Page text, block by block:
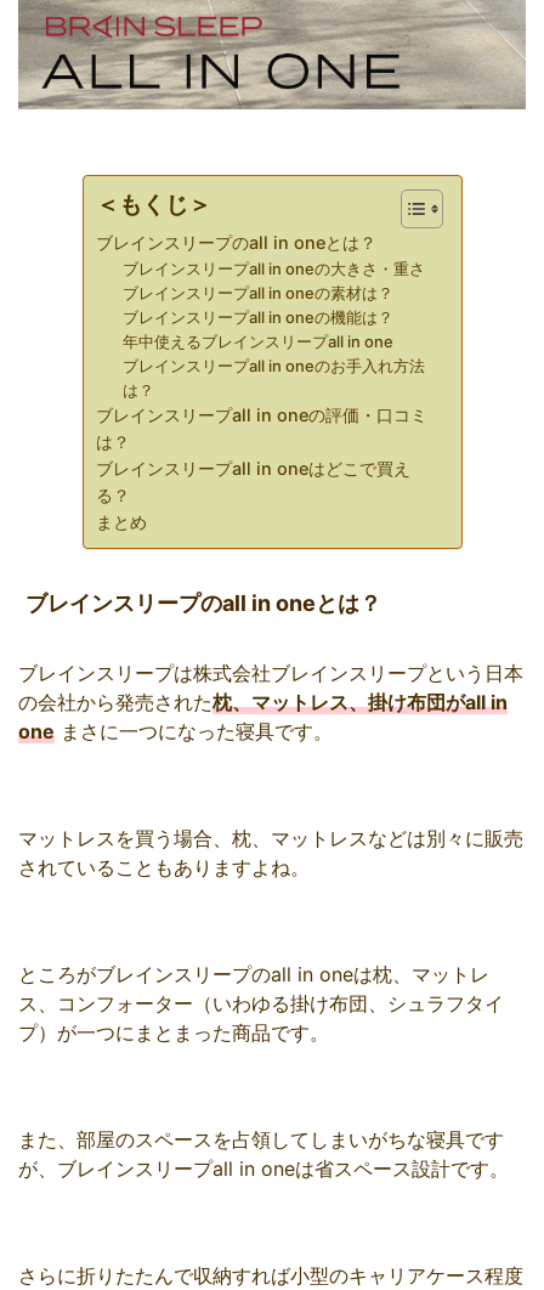
＜もくじ＞
ブレインスリープのall in oneとは？
ブレインスリープall in oneの大きさ・重さ
ブレインスリープall in oneの素材は？
ブレインスリープall in oneの機能は？
年中使えるブレインスリープall in one
ブレインスリープall in oneのお手入れ方法
は？
ブレインスリープall in oneの評価・口コミ
は？
ブレインスリープall in oneはどこで買え
る？
まとめ
ブレインスリープのall in oneとは？
ブレインスリープは株式会社ブレインスリープという日本
の会社から発売された枕、マットレス、掛け布団がall in
one まさに一つになった寝具です。
マットレスを買う場合、枕、マットレスなどは別々に販売
されていることもありますよね。
ところがブレインスリープのall in oneは枕、マットレ
ス、コンフォーター（いわゆる掛け布団、シュラフタイ
プ）が一つにまとまった商品です。
また、部屋のスペースを占領してしまいがちな寝具です
が、ブレインスリープall in oneは省スペース設計です。
さらに折りたたんで収納すれば小型のキャリアケース程度